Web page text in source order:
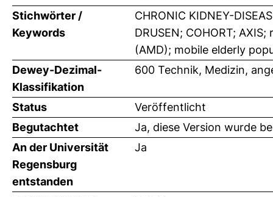
Stichwörter /
Keywords
CHRONIC KIDNEY-
DRUSEN; COHORT;
(AMD); mobile elderly
Dewey-Dezimal-
Klassifikation
600 Technik, Medizin,
Status
Veröffentlicht
Begutachtet
Ja, diese Version wurde
An der Universität
Regensburg
entstanden
Ja